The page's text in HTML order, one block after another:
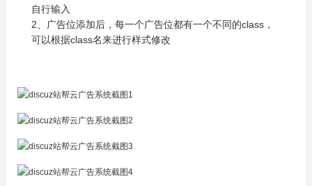
自行输入
2、广告位添加后，每一个广告位都有一个不同的class，
可以根据class名来进行样式修改